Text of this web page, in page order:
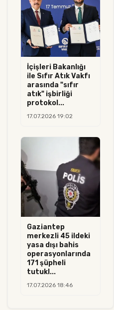
İçişleri Bakanlığı
ile Sıfır Atık Vakfı
arasında "sıfır
atık" işbirliği
protokol...
17.07.2026 19:02
Gaziantep
merkezli 45 ildeki
yasa dışı bahis
operasyonlarında
171 şüpheli
tutukl...
17.07.2026 18:46